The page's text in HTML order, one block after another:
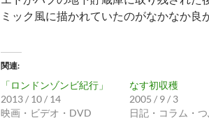
ミック風に描かれていたのがなかなか良
関連
「ロンドンゾンビ紀行」
2013 / 10 / 14
映画・ビデオ・DVD
なす初収穫
2005 / 9 / 3
日記・コラム・つ